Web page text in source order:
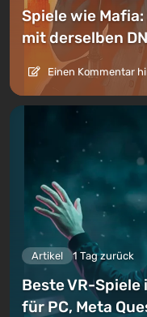
Spiele wie
mit derselben
Einen Kommentar
Artikel 1 Tag zurück
Beste VR-Spiele
für PC, Meta